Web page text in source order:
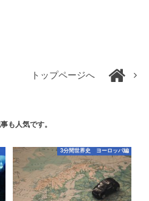
トップページへ
も人気です。
3分間世界史 ヨーロッパ編